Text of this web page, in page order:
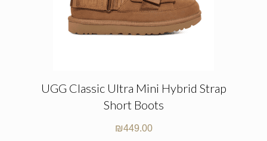
UGG Classic Ultra Mini Hybrid Strap
Short Boots
₪449.00